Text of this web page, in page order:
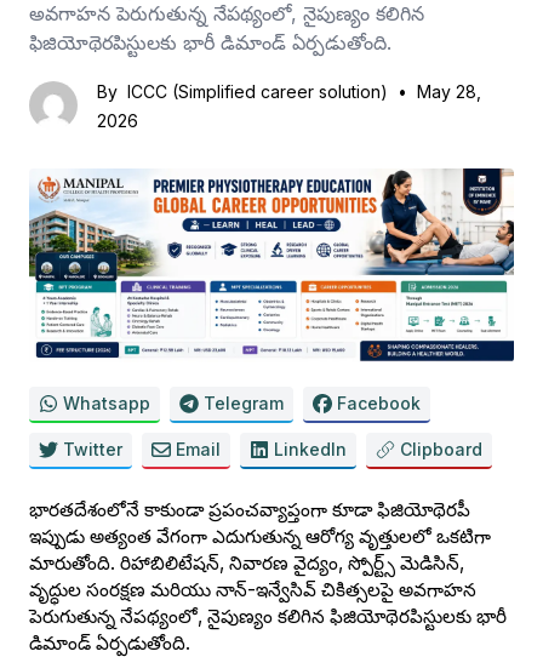
అవగాహన పెరుగుతున్న నేపథ్యంలో, నైపుణ్యం కలిగిన
ఫిజియోథెరపిస్టులకు భారీ డిమాండ్ ఏర్పడుతోంది.
By ICCC (Simplified career solution) • May 28,
2026
Whatsapp Telegram Facebook
Twitter Email LinkedIn Clipboard
భారతదేశంలోనే కాకుండా ప్రపంచవ్యాప్తంగా కూడా ఫిజియోథెరపీ
ఇప్పుడు అత్యంత వేగంగా ఎదుగుతున్న ఆరోగ్య వృత్తులలో ఒకటిగా
మారుతోంది. రిహాబిలిటేషన్, నివారణ వైద్యం, స్పోర్ట్స్ మెడిసిన్,
వృద్ధుల సంరక్షణ మరియు నాన్-ఇన్వేసివ్ చికిత్సలపై అవగాహన
పెరుగుతున్న నేపథ్యంలో, నైపుణ్యం కలిగిన ఫిజియోథెరపిస్టులకు భారీ
డిమాండ్ ఏర్పడుతోంది.